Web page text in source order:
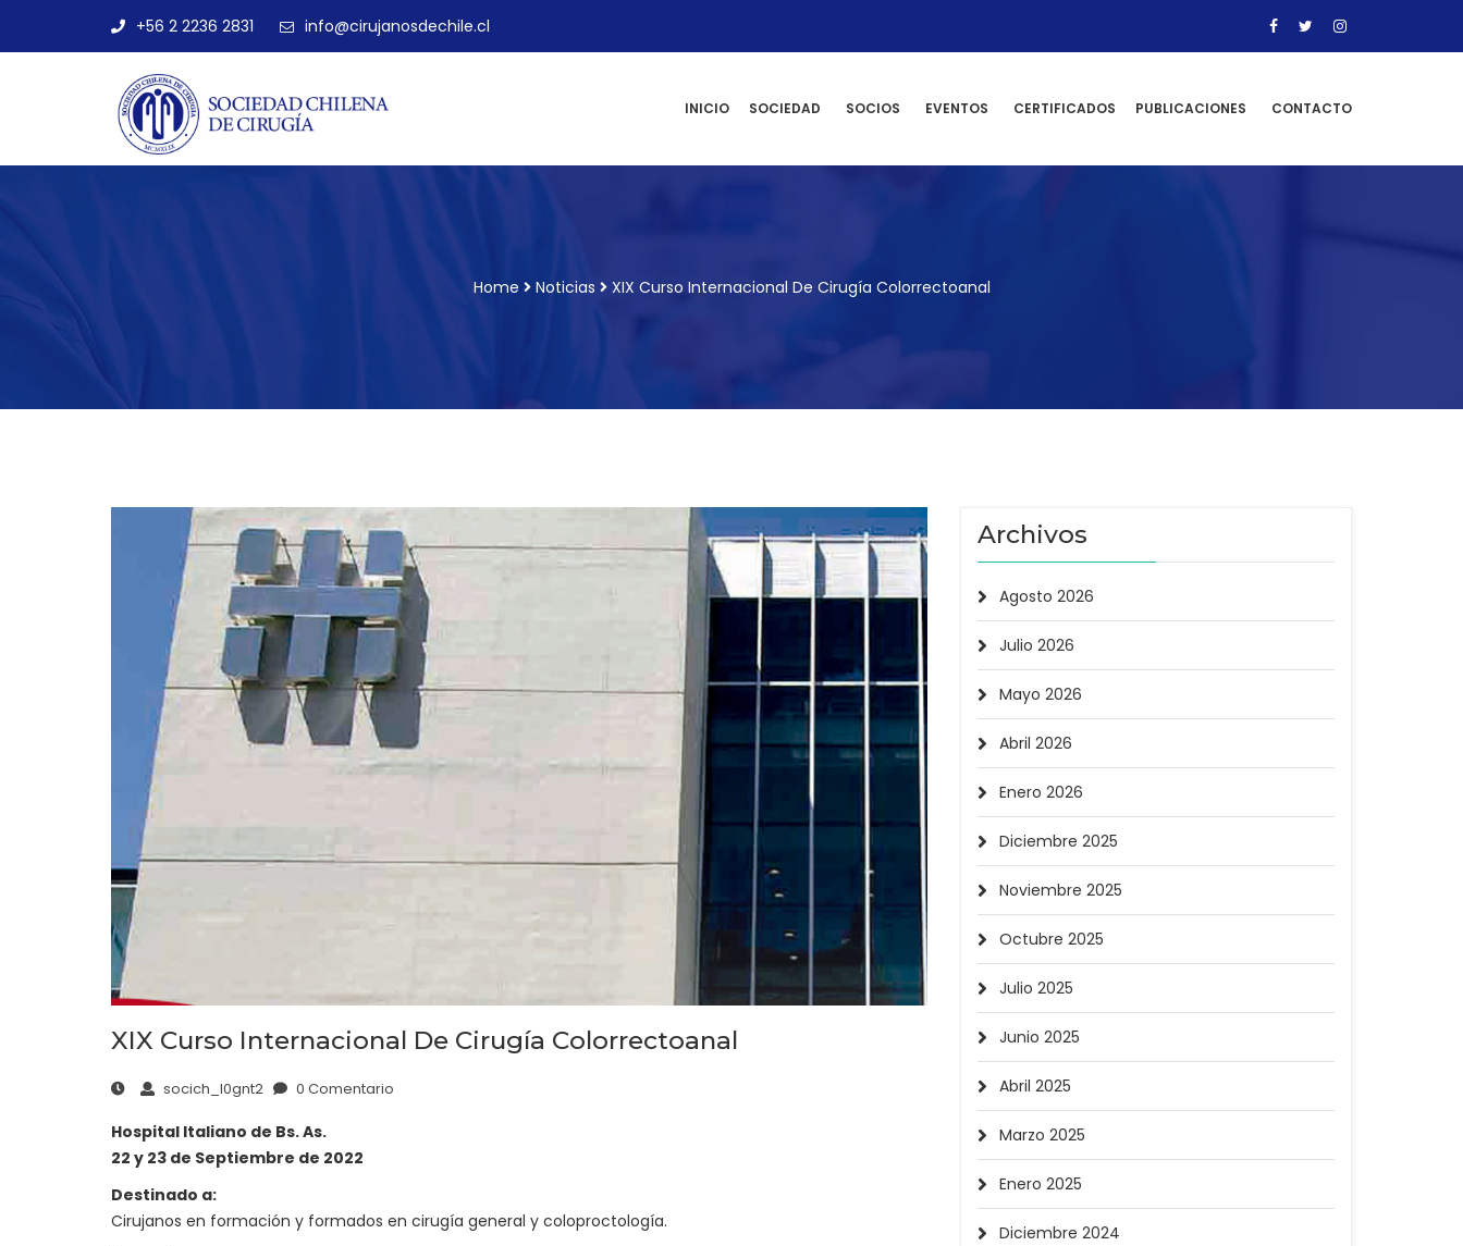
+56 2 2236 2831 info@cirujanosdechile.cl
INICIO SOCIEDAD SOCIOS EVENTOS CERTIFICADOS PUBLICACIONES CONTACTO
Home Noticias XIX Curso Internacional De Cirugía Colorrectoanal
XIX Curso Internacional De Cirugía Colorrectoanal
socich_l0gnt2 0 Comentario
Hospital Italiano de Bs. As.
22 y 23 de Septiembre de 2022
Destinado a:
Cirujanos en formación y formados en cirugía general y coloproctología.
Archivos
Agosto 2026
Julio 2026
Mayo 2026
Abril 2026
Enero 2026
Diciembre 2025
Noviembre 2025
Octubre 2025
Julio 2025
Junio 2025
Abril 2025
Marzo 2025
Enero 2025
Diciembre 2024